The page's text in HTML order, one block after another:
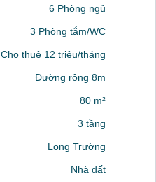
6 Phòng ngủ
3 Phòng tắm/WC
Cho thuê 12 triệu/tháng
Đường rộng 8m
80 m²
3 tầng
Long Trường
Nhà đất